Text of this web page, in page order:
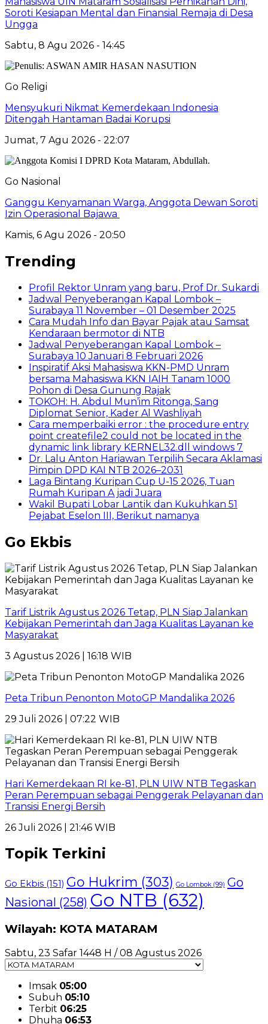
Soroti Kesiapan Mental dan Finansial Remaja di Desa
Ungga
Sabtu, 8 Agu 2026 - 14:45
Go Religi
Mensyukuri Nikmat Kemerdekaan Indonesia
Ditengah Hantaman Badai Korupsi
Jumat, 7 Agu 2026 - 22:07
Go Nasional
Ganggu Kenyamanan Warga, Anggota Dewan Soroti
Izin Operasional Bajawa
Kamis, 6 Agu 2026 - 20:50
Trending
Profil Rektor Unram yang baru, Prof Dr. Sukardi
Jadwal Penyeberangan Kapal Lombok –
Surabaya 11 November – 01 Desember 2025
Cara Mudah Info dan Bayar Pajak atau Samsat
Kendaraan bermotor di NTB
Jadwal Penyeberangan Kapal Lombok –
Surabaya 10 Januari 8 Februari 2026
Inspiratif Aksi Mahasiswa KKN-PMD Unram
bersama Mahasiswa KKN IAIH Tanam 1000
Pohon di Desa Gunung Rajak
TOKOH: H. Abdul Mun’im Ritonga, Sang
Diplomat Senior, Kader Al Washliyah
Cara memperbaiki error : the procedure entry
point createfile2 could not be located in the
dynamic link library KERNEL32.dll windows 7
Dr. Lalu Anton Hariawan Terpilih Secara Aklamasi
Pimpin DPD KAI NTB 2026–2031
Laga Bintang Kuripan Cup U-15 2026, Tuan
Rumah Kuripan A jadi Juara
Wakil Bupati Lobar Lantik dan Kukuhkan 51
Pejabat Eselon III, Berikut namanya
Go Ekbis
Tarif Listrik Agustus 2026 Tetap, PLN Siap Jalankan
Kebijakan Pemerintah dan Jaga Kualitas Layanan ke
Masyarakat
3 Agustus 2026 | 16:18 WIB
Peta Tribun Penonton MotoGP Mandalika 2026
29 Juli 2026 | 07:22 WIB
Hari Kemerdekaan RI ke-81, PLN UIW NTB Tegaskan
Peran Perempuan sebagai Penggerak Pelayanan dan
Transisi Energi Bersih
26 Juli 2026 | 21:46 WIB
Topik Terkini
Go Ekbis (151) Go Hukrim (303) Go Lombok(99) Go
Nasional (258) Go NTB (632)
Wilayah: KOTA MATARAM
Sabtu, 23 Safar 1448 H / 08 Agustus 2026
Imsak 05:00
Subuh 05:10
Terbit 06:25
Dhuha 06:53